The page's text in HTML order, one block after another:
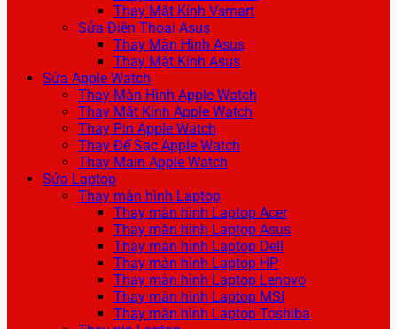
Thay Mặt Kính Vsmart
Sửa Điện Thoại Asus
Thay Màn Hình Asus
Thay Mặt Kính Asus
Sửa Apple Watch
Thay Màn Hình Apple Watch
Thay Mặt Kính Apple Watch
Thay Pin Apple Watch
Thay Đế Sạc Apple Watch
Thay Main Apple Watch
Sửa Laptop
Thay màn hình Laptop
Thay màn hình Laptop Acer
Thay màn hình Laptop Asus
Thay màn hình Laptop Dell
Thay màn hình Laptop HP
Thay màn hình Laptop Lenovo
Thay màn hình Laptop MSI
Thay màn hình Laptop Toshiba